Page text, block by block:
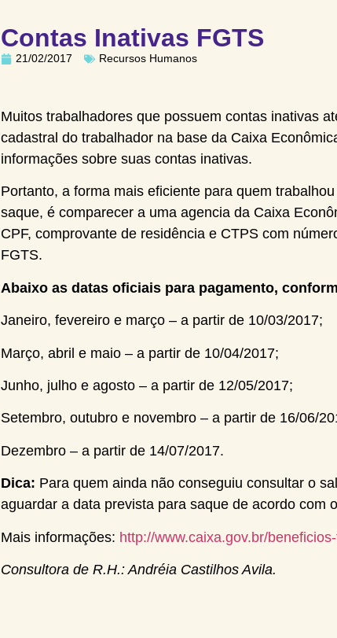
Contas Inativas FGTS
21/02/2017 Recursos Humanos
Muitos trabalhadores que possuem contas inativas
cadastral do trabalhador na base da Caixa
informações sobre suas contas inativas.
Portanto, a forma mais eficiente para quem
saque, é comparecer a uma agencia da Caixa
CPF, comprovante de residência e CTPS com
FGTS.
Abaixo as datas oficiais para pagamento,
Janeiro, fevereiro e março – a partir de 10/03/2017;
Março, abril e maio – a partir de 10/04/2017;
Junho, julho e agosto – a partir de 12/05/2017;
Setembro, outubro e novembro – a partir de 16/06/
Dezembro – a partir de 14/07/2017.
Dica: Para quem ainda não conseguiu consultar o
aguardar a data prevista para saque de acordo com
Mais informações: http://www.caixa.gov.br/
Consultora de R.H.: Andréia Castilhos Avila.